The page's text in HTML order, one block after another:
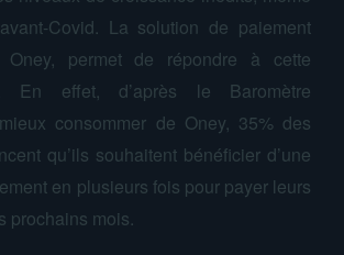
Covid . La solution de paiement
Oney, permet de répondre à cette
En effet, d’après le Baromètre
consommer de Oney, 35% des
qu’ils souhaitent bénéficier d’une
en plusieurs fois pour payer leurs
prochains mois.